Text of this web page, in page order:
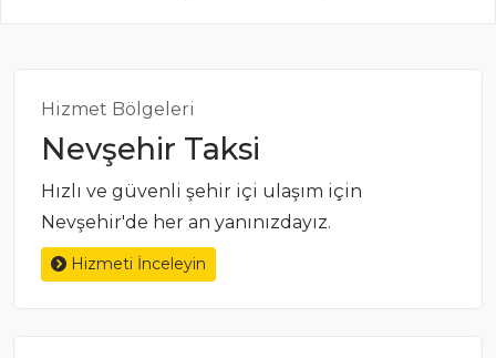
Hizmet Bölgeleri
Nevşehir Taksi
Hızlı ve güvenli şehir içi ulaşım için
Nevşehir'de her an yanınızdayız.
Hizmeti İnceleyin